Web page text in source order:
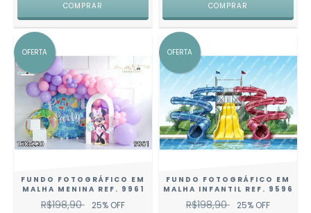
COMPRAR COMPRAR
OFERTA
FUNDO FOTOGRÁFICO EM
MALHA MENINA REF. 9961
R$198,90 25% OFF
OFERTA
FUNDO FOTOGRÁFICO EM
MALHA INFANTIL REF. 9596
R$198,90 25% OFF